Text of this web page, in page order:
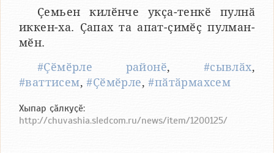
Ҫемьен килӗнче укҫа-тенкӗ пулнӑ
иккен-ха. Ҫапах та апат-ҫимӗҫ пулман-
мӗн.
#Ҫӗмӗрле районӗ, #сывлӑх,
#ваттисем,#Ҫӗмӗрле,#пӑтӑрмахсем
Хыпар ҫӑлкуҫӗ:
http://chuvashia.sledcom.ru/news/item/1200125/